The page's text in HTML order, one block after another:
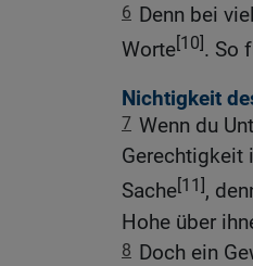
6 Denn bei
Worte[10]. So
Nichtigkeit
7 Wenn du
Gerechtigkeit
Sache[11],
Hohe über
8 Doch ein